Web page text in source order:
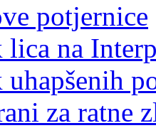
potjernice
lica na
uhapšenih
za ratne